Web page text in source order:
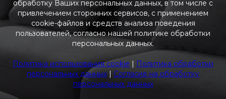
обработку Ваших персональных данных, в том числе с
привлечением сторонних сервисов, с применением
cookie-файлов и средств анализа поведения
пользователей, согласно нашей политике обработки
персональных данных.
Политика использования cookie | Политика обработки
персональных данных | Согласие на обработку
персональных данных